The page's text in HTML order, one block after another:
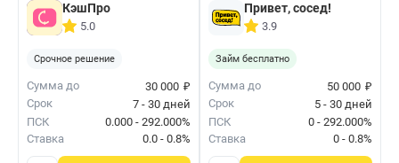
КэшПро
5.0
Срочное решение
Сумма до 30 000 ₽
Срок
7 - 30 дней
ПСК
0.000 - 292.000%
Ставка
0.0 - 0.8%
Привет, сосед!
3.9
Займ бесплатно
Сумма до 50 000 ₽
Срок
5 - 30 дней
ПСК
0 - 292.000%
Ставка
0 - 0.8%